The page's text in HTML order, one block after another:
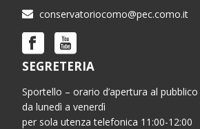
conservatoriocomo@pec.como.it
SEGRETERIA
Sportello – orario d’apertura al pubblico
da lunedì a venerdì
per sola utenza telefonica 11:00-12:00